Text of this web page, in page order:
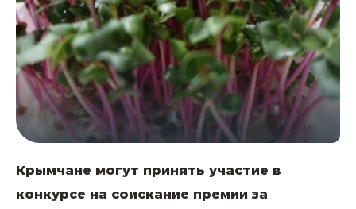
Крымчане могут принять участие в
конкурсе на соискание премии за